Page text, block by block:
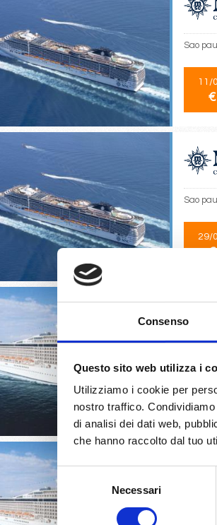
Consenso
Questo sito web utilizza i
Utilizziamo i cookie per
nostro traffico.
di analisi dei dati web,
che hanno raccolto dal tuo
del
consenso
Necessari
Sao
11/
Sao
29/
25/